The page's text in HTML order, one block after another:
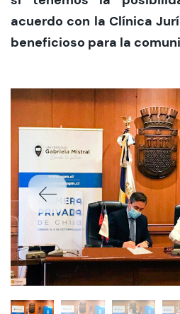
acuerdo con la Clínica
beneficioso para la